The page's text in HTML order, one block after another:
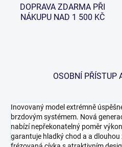
DOPRAVA ZDARMA PŘI
NÁKUPU NAD 1 500 KČ
OSOBNÍ PŘÍSTUP
Inovovaný model extrémně
brzdovým systémem. Nová
nabízí nepřekonatelný poměr
garantuje hladký chod a a